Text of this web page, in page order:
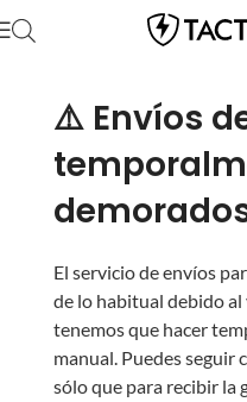
⚠️ Envíos
El servicio de envíos
de lo habitual debido
tenemos que hacer
manual. Puedes seguir
sólo que para recibir la